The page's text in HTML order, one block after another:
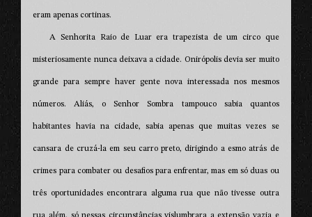
eram apenas cortinas.
A Senhorita Raio de Luar era trapezista de um circo que
misteriosamente nunca deixava a cidade. Onirópolis devia ser muito
grande para sempre haver gente nova interessada nos mesmos
números. Aliás, o Senhor Sombra tampouco sabia quantos
habitantes havia na cidade, sabia apenas que muitas vezes se
cansara de cruzá-la em seu carro preto, dirigindo a esmo atrás de
crimes para combater ou desafios para enfrentar, mas em só duas ou
três oportunidades encontrara alguma rua que não tivesse outra